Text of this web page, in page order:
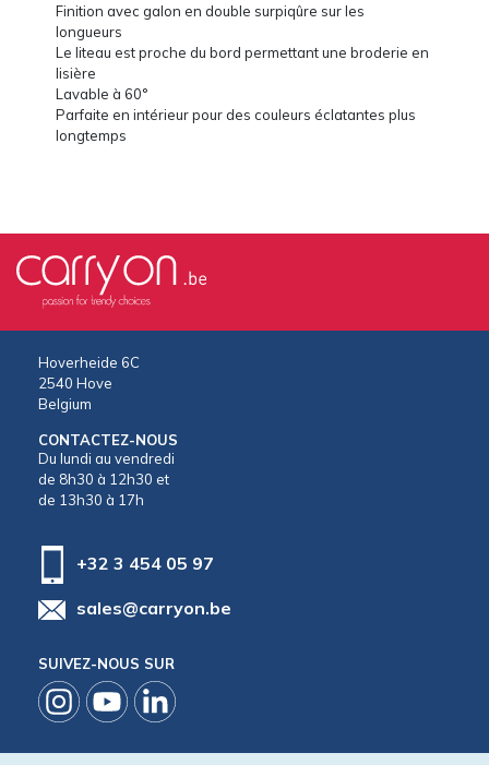
Finition avec galon en double surpiqûre sur les
longueurs
Le liteau est proche du bord permettant une broderie en
lisière
Lavable à 60°
Parfaite en intérieur pour des couleurs éclatantes plus
longtemps
Hoverheide 6C
2540 Hove
Belgium
CONTACTEZ-NOUS
Du lundi au vendredi
de 8h30 à 12h30 et
de 13h30 à 17h
+32 3 454 05 97
sales@carryon.be
SUIVEZ-NOUS SUR